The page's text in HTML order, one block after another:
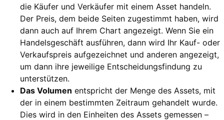
die Käufer und Verkäufer mit einem Asset handeln.
Der Preis, dem beide Seiten zugestimmt haben, wird
dann auch auf Ihrem Chart angezeigt. Wenn Sie ein
Handelsgeschäft ausführen, dann wird Ihr Kauf- oder
Verkaufspreis aufgezeichnet und anderen angezeigt,
um dann ihre jeweilige Entscheidungsfindung zu
unterstützen.
Das Volumen entspricht der Menge des Assets, mit
der in einem bestimmten Zeitraum gehandelt wurde.
Dies wird in den Einheiten des Assets gemessen –